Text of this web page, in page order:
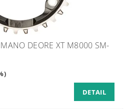
DEORE XT M8000 SM-
DETAIL